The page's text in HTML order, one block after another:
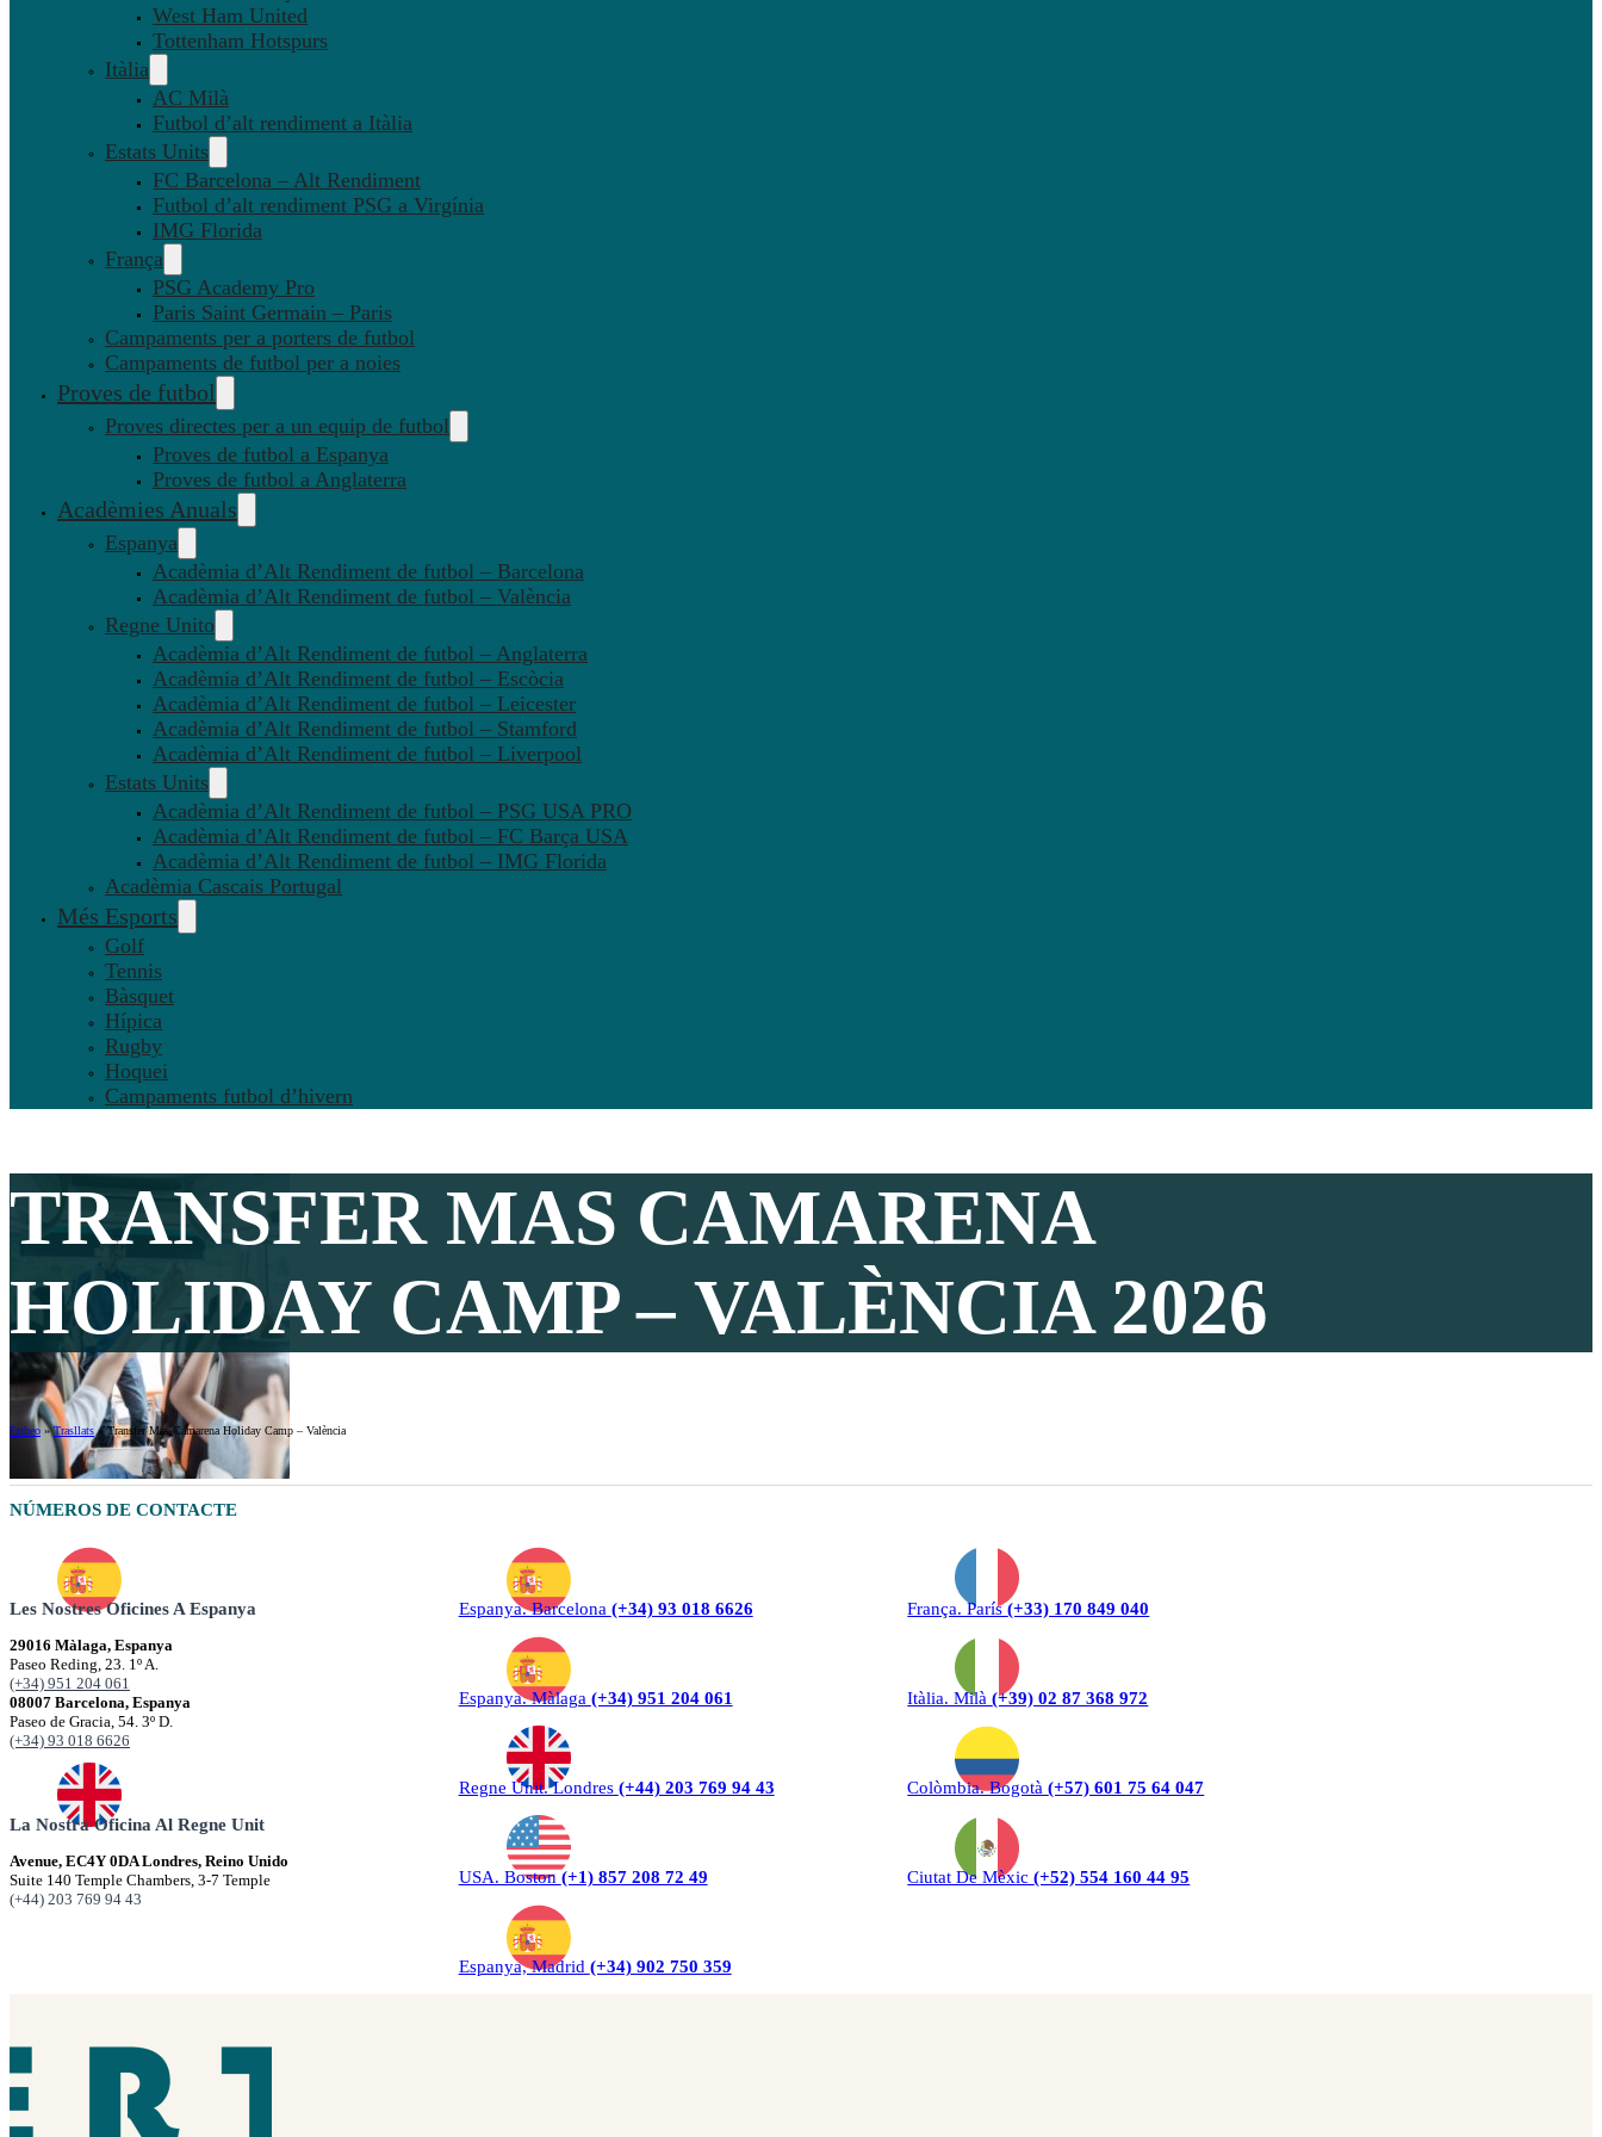
West Ham United
Tottenham Hotspurs
Itàlia
AC Milà
Futbol d’alt rendiment a Itàlia
Estats Units
FC Barcelona – Alt Rendiment
Futbol d’alt rendiment PSG a Virgínia
IMG Florida
França
PSG Academy Pro
Paris Saint Germain – Paris
Campaments per a porters de futbol
Campaments de futbol per a noies
Proves de futbol
Proves directes per a un equip de futbol
Proves de futbol a Espanya
Proves de futbol a Anglaterra
Acadèmies Anuals
Espanya
Acadèmia d’Alt Rendiment de futbol – Barcelona
Acadèmia d’Alt Rendiment de futbol – València
Regne Unito
Acadèmia d’Alt Rendiment de futbol – Anglaterra
Acadèmia d’Alt Rendiment de futbol – Escòcia
Acadèmia d’Alt Rendiment de futbol – Leicester
Acadèmia d’Alt Rendiment de futbol – Stamford
Acadèmia d’Alt Rendiment de futbol – Liverpool
Estats Units
Acadèmia d’Alt Rendiment de futbol – PSG USA PRO
Acadèmia d’Alt Rendiment de futbol – FC Barça USA
Acadèmia d’Alt Rendiment de futbol – IMG Florida
Acadèmia Cascais Portugal
Més Esports
Golf
Tennis
Bàsquet
Hípica
Rugby
Hoquei
Campaments futbol d’hivern
TRANSFER MAS CAMARENA
HOLIDAY CAMP – VALÈNCIA 2026
Ertheo »Trasllats»Transfer Mas Camarena Holiday Camp – València
NÚMEROS DE CONTACTE
Les Nostres Oficines A Espanya
29016 Màlaga, Espanya
Paseo Reding, 23. 1º A.
(+34) 951 204 061
08007 Barcelona, Espanya
Paseo de Gracia, 54. 3º D.
(+34) 93 018 6626
La Nostra Oficina Al Regne Unit
Avenue, EC4Y 0DA Londres, Reino Unido
Suite 140 Temple Chambers, 3-7 Temple
(+44) 203 769 94 43
Espanya. Barcelona (+34) 93 018 6626
Espanya. Màlaga (+34) 951 204 061
Regne Unit. Londres (+44) 203 769 94 43
USA. Boston (+1) 857 208 72 49
Espanya, Madrid (+34) 902 750 359
França. París(+33) 170 849 040
Itàlia. Milà(+39) 02 87 368 972
Colòmbia. Bogotà(+57) 601 75 64 047
Ciutat De Mèxic(+52) 554 160 44 95